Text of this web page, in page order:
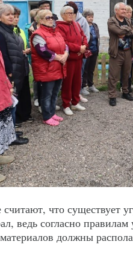
что существует
ведь согласно
должны